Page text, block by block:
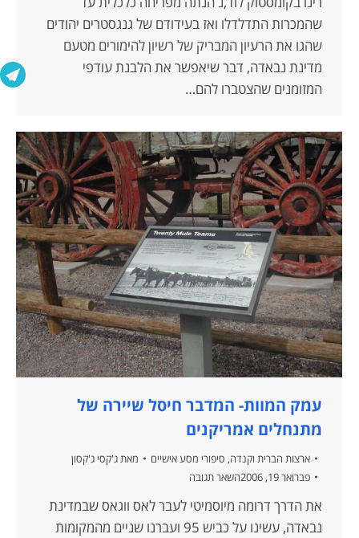
שהמכרות התדלדלו ואז בעידודם של גנגסטרים יהודים
שהגו את הרעיון המבריק של רשיון להימורים מטעם
מדינת נבאדה, דבר שיאפשר את הלבנת עודפי
המזומנים שהצטברו להם…
עמק המוות- המדבר חיסל שיירה של
מתנחלים אמריקנים
ארצות הברית וקנדה, סיפורי מסע אישיים מאת ג'קסי ג'קסון
פברואר 19, 2006
השאר תגובה
את הדרך דרומה מיוסמיטי לעבר לאס ווגאס שבמדינת
נבאדה, עשינו על כביש 95 ועברנו שניים מהמקומות